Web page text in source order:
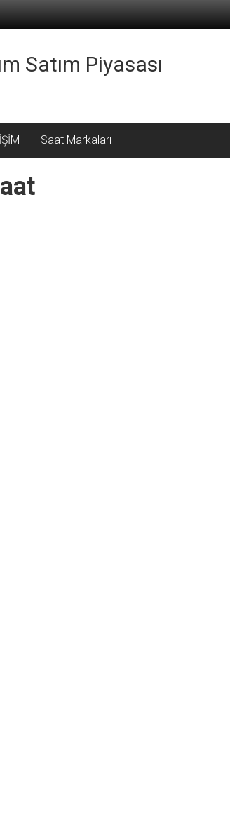
Satım Piyasası
Saat Markaları